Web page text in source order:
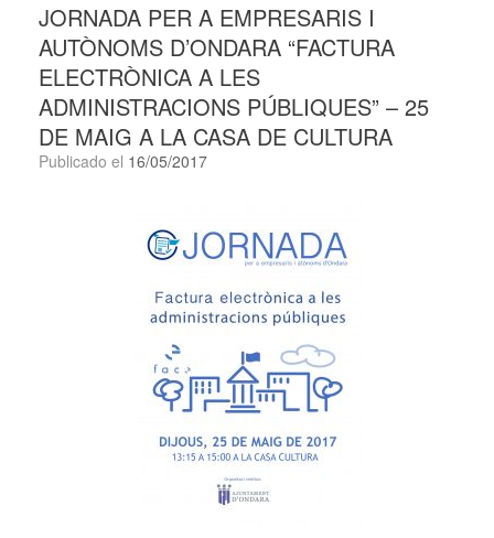
JORNADA PER A EMPRESARIS I
AUTÒNOMS D’ONDARA “FACTURA
ELECTRÒNICA A LES
ADMINISTRACIONS PÚBLIQUES” – 25
DE MAIG A LA CASA DE CULTURA
Publicado el 16/05/2017